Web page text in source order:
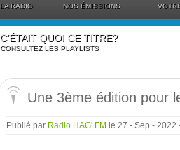
LA RADIO NOS ÉMISSIONS
C’ÉTAIT QUOI CE TITRE?
CONSULTEZ LES PLAYLISTS
Une 3ème édition pour
Publié par Radio HAG' FM le 27 - Sep - 2022